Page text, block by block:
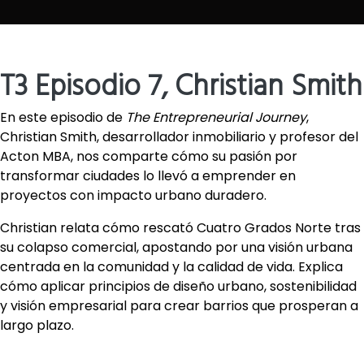
T3 Episodio 7, Christian Smith
En este episodio de The Entrepreneurial Journey,
Christian Smith, desarrollador inmobiliario y profesor del
Acton MBA, nos comparte cómo su pasión por
transformar ciudades lo llevó a emprender en
proyectos con impacto urbano duradero.
Christian relata cómo rescató Cuatro Grados Norte tras
su colapso comercial, apostando por una visión urbana
centrada en la comunidad y la calidad de vida. Explica
cómo aplicar principios de diseño urbano, sostenibilidad
y visión empresarial para crear barrios que prosperan a
largo plazo.